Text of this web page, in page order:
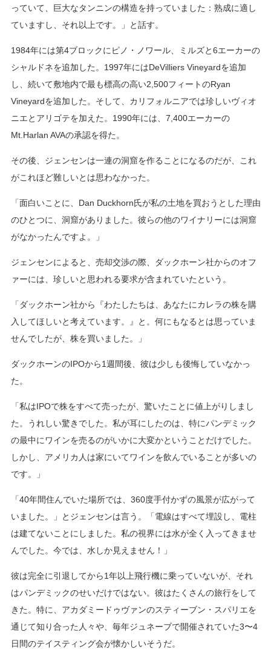
っていて、巨大なタンニンの構造を持っていました：熟成に適し
ていますし、それ以上です。」と話す。
1984年には第4ブロックにピノ・ノワール、ミルズと6エーカーの
シャルドネを追加した。1997年にはDeVilliers Vineyardを追加
し、続いて敷地内で最も標高の高い2,500フィートのRyan
Vineyardを追加した。そして、カリフォルニアでは珍しいヴィオ
ニエとアリゴテを加えた。1990年には、7,400エーカーの
Mt.Harlan AVAの承認を得た。
その後、ジェンセンは一連の洞窟を作ることになるのだが、これ
がこれほど難しいとは思わなかった。
「面白いことに、Dan Duckhorn氏が私の土地を買おうとした理由
のひとつに、洞窟がありました。彼らの他のワイナリーには洞窟
がなかったんですよ。」
ジェンセンによると、売却交渉の際、ダックホーン社からのオフ
ァーには、珍しいと思われる要求が含まれていたという。
「ダックホーン社から『わたしたちは、あなたにカレラの株を購
入してほしいと考えています。』と。何にもなるとは思っていま
せんでしたが、株を買いました。」
ダックホーンのIPOから1週間後、彼は少しも後悔していなかっ
た。
「私はIPOで株をすべて売ったが、驚いたことに値上がりしまし
た。うれしい驚きでした。私が耳にしたのは、特にパンデミック
の最中にワインを売るのがいかに大変かということだけでした。
しかし、アメリカ人は家にいてワインを飲んでいることが多いの
です。」
「40年間住んでいた場所では、360度手付かずの風景が広がって
いました。」とジェンセンは言う。「電線はすべて埋設し、電柱
は建てないことにしました。私の視界には水が全く入ってきませ
んでした。今では、水しか見えません！」
彼は完全に引退してから1年以上飛行機に乗っていないが、それ
はパンデミックのせいだけではない。彼はたくさんの旅行をして
きた。特に、アカダミードゥヴァンのスティーブン・スパリエを
通じて知り合った人々や、毎年ジュネーブで開催されていた3〜4
日間のテイスティング会が懐かしいそうだ。